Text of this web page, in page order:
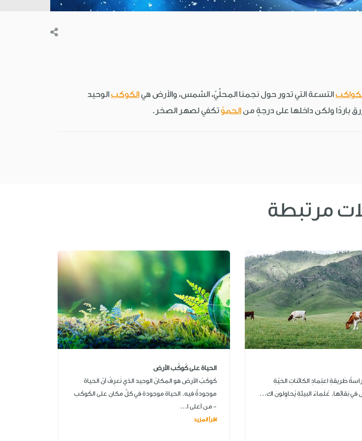
التسعة التي تدور حول نجمنا المحلِّيّ، الشمس، والأرض هي الكوكبالوحيد
باردًا ولكن داخلها على درجةٍ من الحموّ تكفي لصهر الصخر.
مرتبطة
طَريقةِ اعتِمادِ الكائناتِ الحَيّةِ
بَقائِها. عُلَماءُ البيئةِ يُحاوِلونَ اك...
الحياة على كَوكَب الأرض
كَوكَبُ الأرض هو المكانُ الوحيد الذي نَعرِفُ أنّ الحياة
موجودةٌ فيه. الحياة موجودة في كلِّ مكان على الكَوكَب
- من أعلى ا...
اقرأ المزيد